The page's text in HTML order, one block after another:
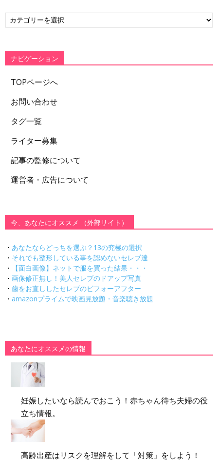
カ
テ
ー
ナビゲーション
TOPページへ
お問い合わせ
タグ一覧
ライター募集
記事の監修について
運営者・広告について
今、あなたにオススメ （外部サイト）
・ あなたならどっちを選ぶ？13の究極の選択
・ それでも整形している事を認めないセレブ達
・
【面白画像】ネットで服を買った結果・・・
・ 画像修正無し！美人セレブのドアップ写真
・ 歯をお直ししたセレブのビフォーアフター
・ amazonプライムで映画見放題・音楽聴き放題
あなたにオススメの情報
妊娠したいなら読んでおこう！赤ちゃん待ち夫婦の役
立ち情報。
高齢出産はリスクを理解をして「対策」をしよう！